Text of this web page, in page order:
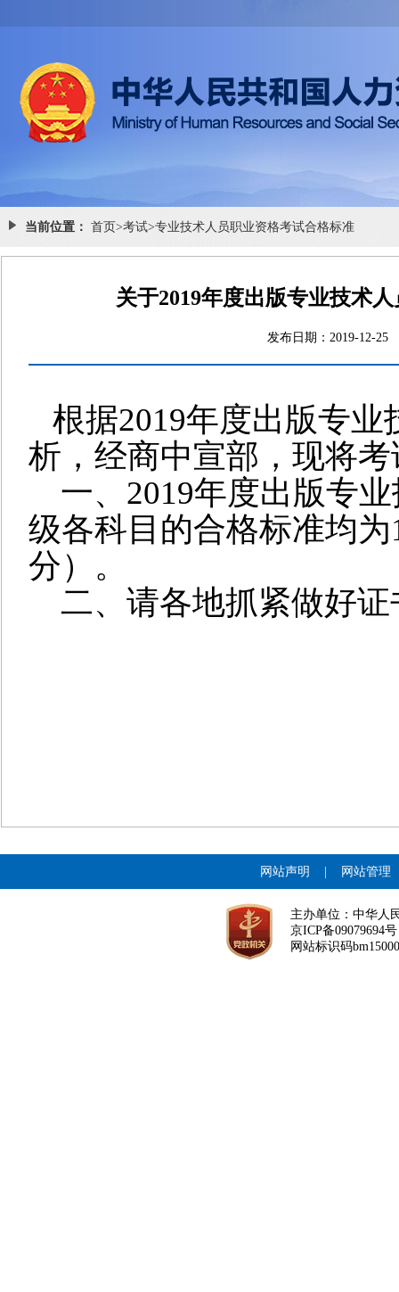
当前位置： 首页>考试>专业技术人员职业资格考试合格标准
关于2019年度出版专业技术
发布日期：
根据2019年度出版专业
析，经商中宣部，现将
一、 2019年度出版专
级各科目的合格标准均为
分）。
二、请各地抓紧做好